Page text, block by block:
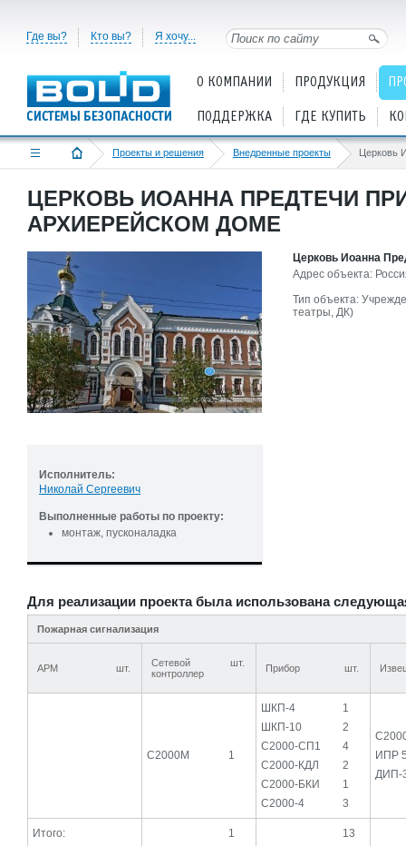
Где вы? Кто вы? Я хочу...
О КОМПАНИИ ПРОДУКЦИЯ
ПОДДЕРЖКА ГДЕ КУПИТЬ
Проекты и решения Внедренные проекты
ЦЕРКОВЬ ИОАННА ПРЕДТЕЧИ
АРХИЕРЕЙСКОМ ДОМЕ
Исполнитель:
Николай Сергеевич
Выполненные работы по проекту:
монтаж, пусконаладка
Церковь Иоанна
Адрес объекта:
Тип объекта:
театры, ДК)
Для реализации проекта была использована
Пожарная сигнализация
АРМ шт.
Сетевой
контроллер
шт. Прибор шт.
С2000М 1
ШКП-4
1
ШКП-10
2
С2000-СП1
4
С2000-КДЛ
2
С2000-БКИ
1
С2000-4
3
ИПР
ДИП-
Итого: 1 13